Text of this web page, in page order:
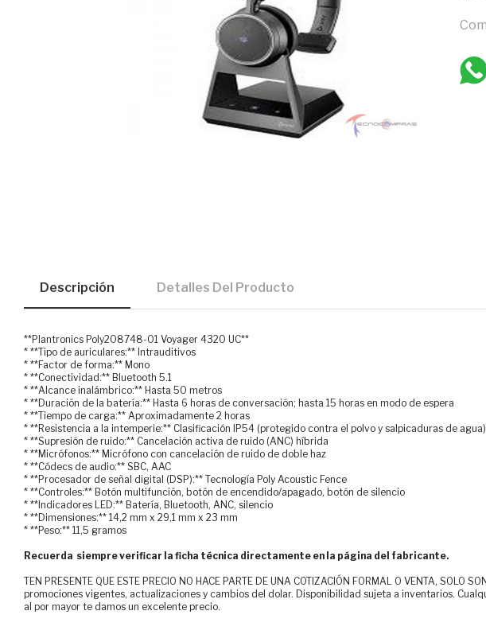
Descripción Detalles Del Producto
**Plantronics Poly208748-01 Voyager 4320 UC**
* **Tipo de auriculares:** Intrauditivos
* **Factor de forma:** Mono
* **Conectividad:** Bluetooth 5.1
* **Alcance inalámbrico:** Hasta 50 metros
* **Duración de la batería:** Hasta 6 horas de conversación; hasta 15 horas en modo de espera
* **Tiempo de carga:** Aproximadamente 2 horas
* **Resistencia a la intemperie:** Clasificación IP54 (protegido contra el polvo y salpicaduras de agua)
* **Supresión de ruido:** Cancelación activa de ruido (ANC) híbrida
* **Micrófonos:** Micrófono con cancelación de ruido de doble haz
* **Códecs de audio:** SBC, AAC
* **Procesador de señal digital (DSP):** Tecnología Poly Acoustic Fence
* **Controles:** Botón multifunción, botón de encendido/apagado, botón de silencio
* **Indicadores LED:** Batería, Bluetooth, ANC, silencio
* **Dimensiones:** 14,2 mm x 29,1 mm x 23 mm
* **Peso:** 11,5 gramos
Recuerda siempre verificar la ficha técnica directamente en la página del fabricante.
TEN PRESENTE QUE ESTE PRECIO NO HACE PARTE DE UNA COTIZACIÓN FORMAL O VENTA,
promociones vigentes, actualizaciones y cambios del dolar. Disponibilidad sujeta a inventarios.
al por mayor te damos un excelente precio.